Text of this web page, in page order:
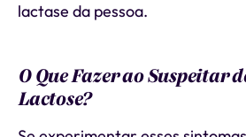
lactase da pessoa.
O Que Fazer ao Suspeitar
Lactose?